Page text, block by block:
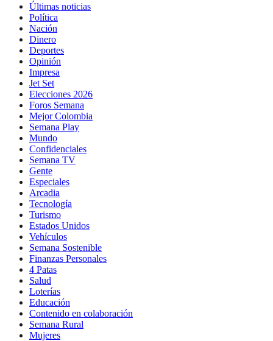
Últimas noticias
Política
Nación
Dinero
Deportes
Opinión
Impresa
Jet Set
Elecciones 2026
Foros Semana
Mejor Colombia
Semana Play
Mundo
Confidenciales
Semana TV
Gente
Especiales
Arcadia
Tecnología
Turismo
Estados Unidos
Vehículos
Semana Sostenible
Finanzas Personales
4 Patas
Salud
Loterías
Educación
Contenido en colaboración
Semana Rural
Mujeres